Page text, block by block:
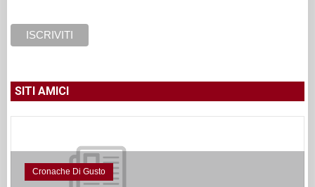
SITI AMICI
Cronache Di Gusto